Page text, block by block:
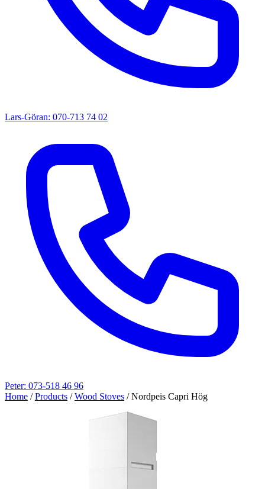
Lars-Göran: 070-713 74 02
Peter: 073-518 46 96
Home / Products / Wood Stoves / Nordpeis Capri Hög